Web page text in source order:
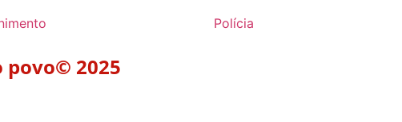
Polícia
povo© 2025